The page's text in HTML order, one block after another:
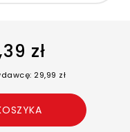
zł
29,99 zł